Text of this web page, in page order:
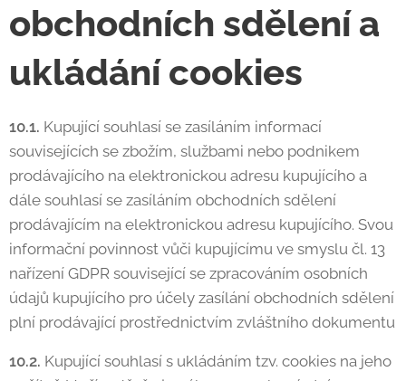
obchodních sdělení a
ukládání cookies
10.1. Kupující souhlasí se zasíláním informací
souvisejících se zbožím, službami nebo podnikem
prodávajícího na elektronickou adresu kupujícího a
dále souhlasí se zasíláním obchodních sdělení
prodávajícím na elektronickou adresu kupujícího. Svou
informační povinnost vůči kupujícímu ve smyslu čl. 13
nařízení GDPR související se zpracováním osobních
údajů kupujícího pro účely zasílání obchodních sdělení
plní prodávající prostřednictvím zvláštního dokumentu
10.2. Kupující souhlasí s ukládáním tzv. cookies na jeho